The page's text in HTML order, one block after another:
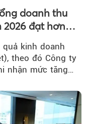
doanh thu
đạt hơn
kinh doanh
theo đó Công ty
nhận mức tăng